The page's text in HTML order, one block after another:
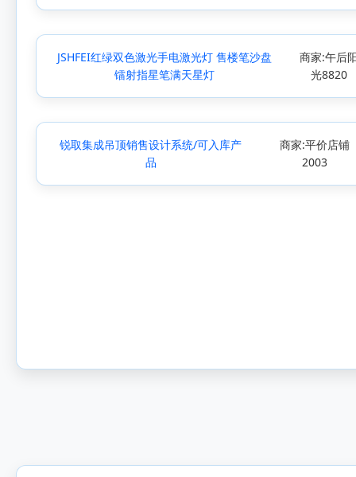
JSHFEI红绿双色激光手电激光灯 售楼笔沙盘
镭射指星笔满天星灯
商家:午后
光8820
锐取集成吊顶销售设计系统/可入库产
品
商家:平价店铺
2003